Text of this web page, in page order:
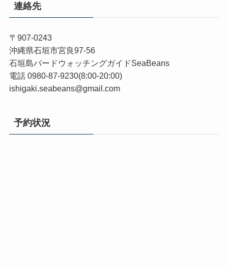
連絡先
〒907-0243
沖縄県石垣市宮良97-56
石垣島バードウォッチングガイドSeaBeans
電話 0980-87-9230(8:00-20:00)
ishigaki.seabeans@gmail.com
予約状況